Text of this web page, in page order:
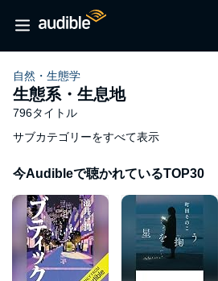
自然・生態学
生態系・生息地
796タイトル
サブカテゴリーをすべて表示
今Audibleで聴かれているTOP30